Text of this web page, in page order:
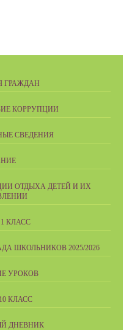
ГРАЖДАН
КОРРУПЦИИ
СВЕДЕНИЯ
ОТДЫХА ДЕТЕЙ И ИХ
КЛАСС
ШКОЛЬНИКОВ 2025/2026
УРОКОВ
КЛАСС
ДНЕВНИК